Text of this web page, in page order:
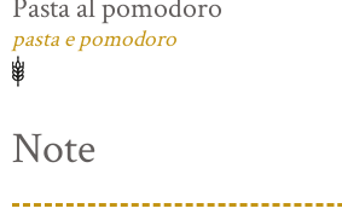
Pasta al pomodoro
pasta e pomodoro
Note